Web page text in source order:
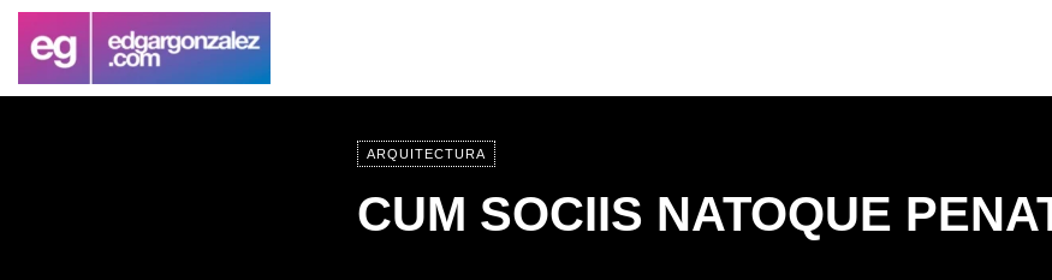
ARQUITECTURA
CUM SOCIIS NATOQUE